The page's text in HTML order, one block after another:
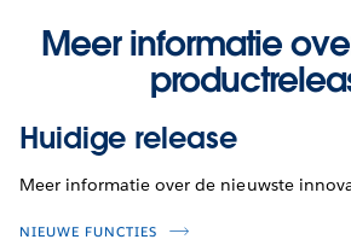
Meer informatie
Huidige release
Meer informatie over de nieuwste
NIEUWE FUNCTIES